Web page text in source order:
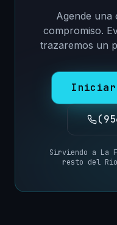
Agende una
compromiso.
trazaremos un
Iniciar
Sirviendo a La
resto del